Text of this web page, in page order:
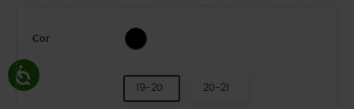
Cor BLACK
19-20 20-21